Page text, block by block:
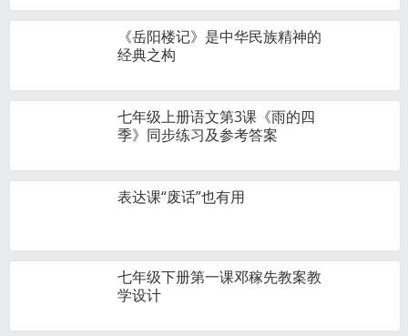
《岳阳楼记》是中华民族精神的
经典之构
七年级上册语文第3课《雨的四
季》同步练习及参考答案
表达课“废话”也有用
七年级下册第一课邓稼先教案教
学设计